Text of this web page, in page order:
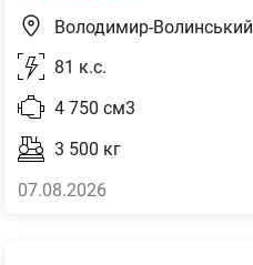
Володимир-Волинський
81 к.с.
4 750 см3
3 500 кг
07.08.2026